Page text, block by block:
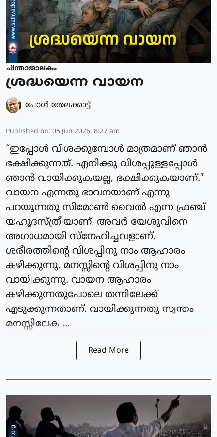
ചിന്താജാലകം
ശ്രദ്ധയെന്ന വായന
പോള്‍ തേലക്കാട്ട്‌
Published on: 05 Jun 2026, 8:27 am
“ഇപ്പോൾ വിശക്കുമ്പോൾ മാത്രമാണ് ഞാൻ
ഭക്ഷിക്കുന്നത്. എനിക്കു വിശപ്പുള്ളപ്പോൾ
ഞാൻ വായിക്കുകയല്ല, ഭക്ഷിക്കുകയാണ്.”
വായന എന്നതു ഭാവനയാണ് എന്നു
പറയുന്നതു സിമോൺ വൈൽ എന്ന ഫ്രഞ്ച്
യഹൂദസ്ത്രീയാണ്. അവർ യേശുവിനെ
അഗാധമായി സ്നേഹിച്ചവളാണ്.
ശരീരത്തിന്റെ വിശപ്പിനു നാം ആഹാരം
കഴിക്കുന്നു. മനസ്സിന്റെ വിശപ്പിനു നാം
വായിക്കുന്നു. വായന ആഹാരം
കഴിക്കുന്നതുപോലെ തന്നിലേക്ക്
എടുക്കുന്നതാണ്. വായിക്കുന്നതു സ്വന്തം
മനസ്സിലേക ...
Read More